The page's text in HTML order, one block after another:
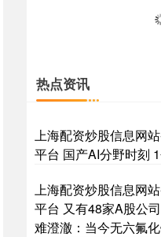
热点资讯
上海配资炒股信息网
平台 国产AI分野时刻
上海配资炒股信息网
平台 又有48家A股公
难澄澈：当今无六氟